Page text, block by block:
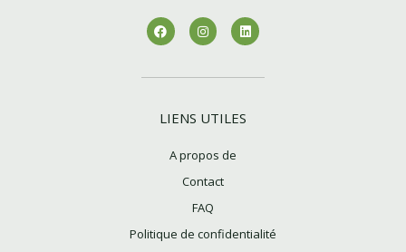
F
a
c
b
k
I
n
s
a
a
m
L
i
n
e
n
LIENS UTILES
A propos de
Contact
FAQ
Politique de confidentialité